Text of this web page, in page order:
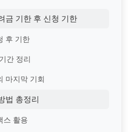
금 기한 후 신청 기한
후 기한
간 정리
마지막 기회
법 총정리
스 활용